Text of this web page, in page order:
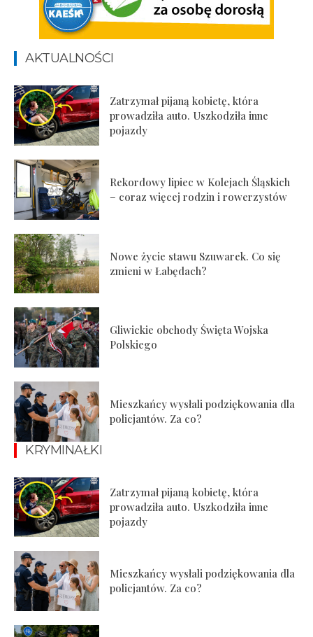
AKTUALNOŚCI
Zatrzymał pijaną kobietę, która
prowadziła auto. Uszkodziła inne
pojazdy
Rekordowy lipiec w Kolejach Śląskich
– coraz więcej rodzin i rowerzystów
Nowe życie stawu Szuwarek. Co się
zmieni w Łabędach?
Gliwickie obchody Święta Wojska
Polskiego
Mieszkańcy wysłali podziękowania dla
policjantów. Za co?
KRYMINAŁKI
Zatrzymał pijaną kobietę, która
prowadziła auto. Uszkodziła inne
pojazdy
Mieszkańcy wysłali podziękowania dla
policjantów. Za co?